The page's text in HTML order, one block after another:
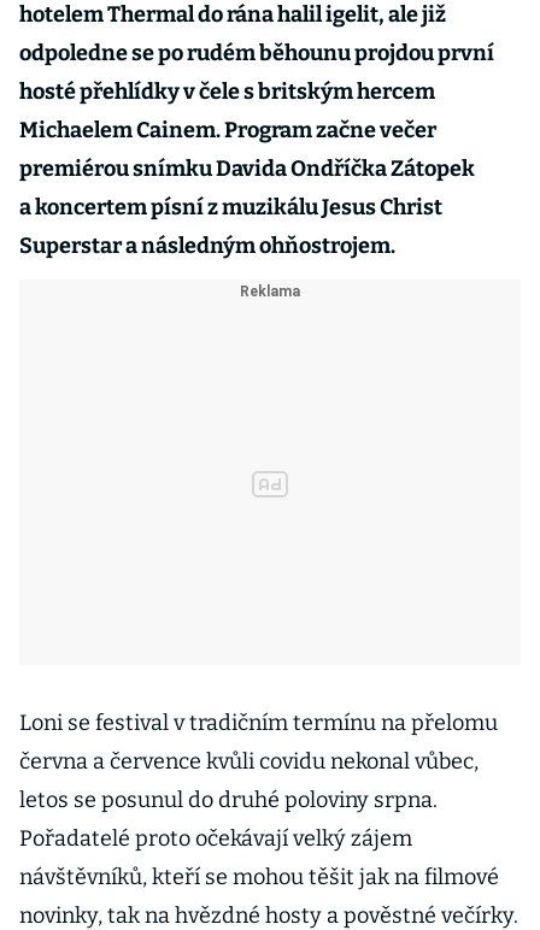
hotelem Thermal do rána halil igelit, ale již
odpoledne se po rudém běhounu projdou první
hosté přehlídky v čele s britským hercem
Michaelem Cainem. Program začne večer
premiérou snímku Davida Ondříčka Zátopek
a koncertem písní z muzikálu Jesus Christ
Superstar a následným ohňostrojem.
Loni se festival v tradičním termínu na přelomu
června a července kvůli covidu nekonal vůbec,
letos se posunul do druhé poloviny srpna.
Pořadatelé proto očekávají velký zájem
návštěvníků, kteří se mohou těšit jak na filmové
novinky, tak na hvězdné hosty a pověstné večírky.